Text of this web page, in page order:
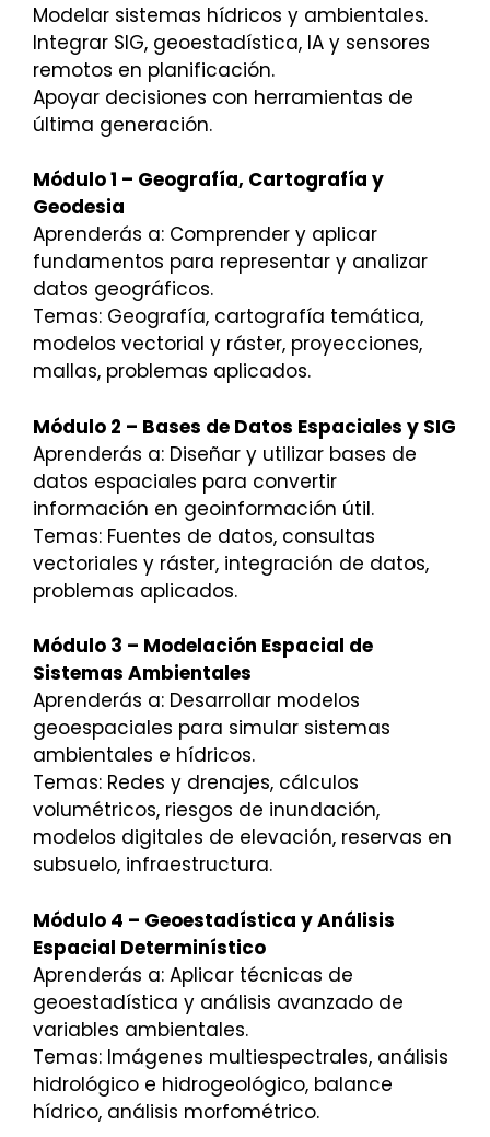
Modelar sistemas hídricos y ambientales.
Integrar SIG, geoestadística, IA y sensores
remotos en planificación.
Apoyar decisiones con herramientas de
última generación.
Módulo 1 – Geografía, Cartografía y
Geodesia
Aprenderás a: Comprender y aplicar
fundamentos para representar y analizar
datos geográficos.
Temas: Geografía, cartografía temática,
modelos vectorial y ráster, proyecciones,
mallas, problemas aplicados.
Módulo 2 – Bases de Datos Espaciales y SIG
Aprenderás a: Diseñar y utilizar bases de
datos espaciales para convertir
información en geoinformación útil.
Temas: Fuentes de datos, consultas
vectoriales y ráster, integración de datos,
problemas aplicados.
Módulo 3 – Modelación Espacial de
Sistemas Ambientales
Aprenderás a: Desarrollar modelos
geoespaciales para simular sistemas
ambientales e hídricos.
Temas: Redes y drenajes, cálculos
volumétricos, riesgos de inundación,
modelos digitales de elevación, reservas en
subsuelo, infraestructura.
Módulo 4 – Geoestadística y Análisis
Espacial Determinístico
Aprenderás a: Aplicar técnicas de
geoestadística y análisis avanzado de
variables ambientales.
Temas: Imágenes multiespectrales, análisis
hidrológico e hidrogeológico, balance
hídrico, análisis morfométrico.